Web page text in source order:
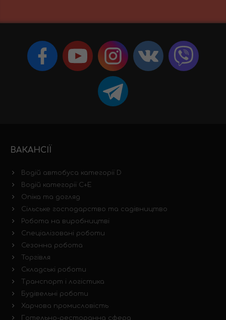
ВАКАНСІЇ
Водій автобуса категорії D
Водій категорії C+E
Опіка та догляд
Сільське господарство та садівництво
Робота на виробництві
Спеціалізовані роботи
Сезонна робота
Торгівля
Складські роботи
Транспорт і логістика
Будівельні роботи
Харчова промисловість
Готельно-ресторанна сфера